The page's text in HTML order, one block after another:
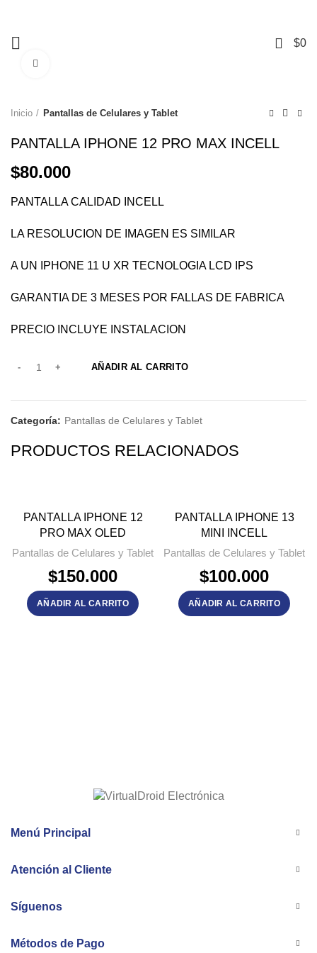
$0
Inicio Pantallas de Celulares y Tablet
PANTALLA IPHONE 12 PRO MAX INCELL
$80.000
PANTALLA CALIDAD INCELL
LA RESOLUCION DE IMAGEN ES SIMILAR
A UN IPHONE 11 U XR TECNOLOGIA LCD IPS
GARANTIA DE 3 MESES POR FALLAS DE FABRICA
PRECIO INCLUYE INSTALACION
AÑADIR AL CARRITO
Categoría: Pantallas de Celulares y Tablet
PRODUCTOS RELACIONADOS
PANTALLA IPHONE 12
PRO MAX OLED
Pantallas de Celulares y Tablet
$150.000
AÑADIR AL CARRITO
PANTALLA IPHONE 13
MINI INCELL
Pantallas de Celulares y Tablet
$100.000
AÑADIR AL CARRITO
Menú Principal
Atención al Cliente
Síguenos
Métodos de Pago